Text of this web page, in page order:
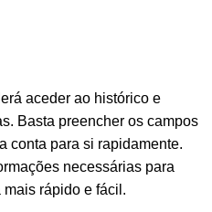
aceder ao histórico e
Basta preencher os campos
conta para si rapidamente.
necessárias para
rápido e fácil.